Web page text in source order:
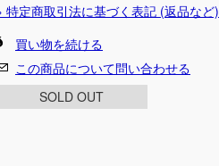
特定商取引法に基づく表記 (返品など)
買い物を続ける
この商品について問い合わせる
SOLD OUT